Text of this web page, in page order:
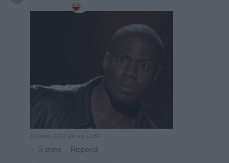
1
18 Marzo 2024 alle ore 10:57
· Ti stimo · Rispondi